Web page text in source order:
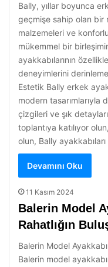
Bally, yıllar boyunca
geçmişe sahip olan bir
malzemeleri ve konforlu
mükemmel bir
ayakkabılarının
deneyimlerini
Estetik Bally erkek
modern
çizgileri ve şık
toplantıya katılıyor
olun, Bally
Devamını Oku
11 Kasım 2024
Balerin Model
Rahatlığın
Balerin Model
Balerin model